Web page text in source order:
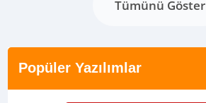
Tümünü Göster
Popüler Yazılımlar